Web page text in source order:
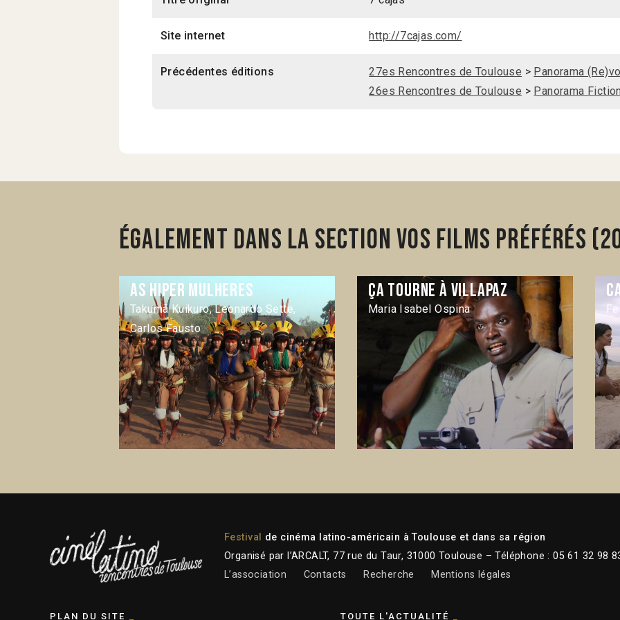
Site internet http://7cajas.com/
Précédentes éditions 27es Rencontres de Toulouse > Panorama
26es Rencontres de Toulouse > Panorama Fiction
Également dans la section Vos films préférés
As hiper mulheres
Takumã Kuikuro, Leonardo Sette,
Carlos Fausto
Ça tourne à Villapaz
Maria Isabel Ospina
Festival
de cinéma latino-américain à Toulouse et dans sa région
Organisé par l’ARCALT, 77 rue du Taur, 31000 Toulouse – Téléphone : 05 61 32 98
L’association
Contacts Recherche Mentions légales
PLAN DU SITE TOUTE L'ACTUALITÉ